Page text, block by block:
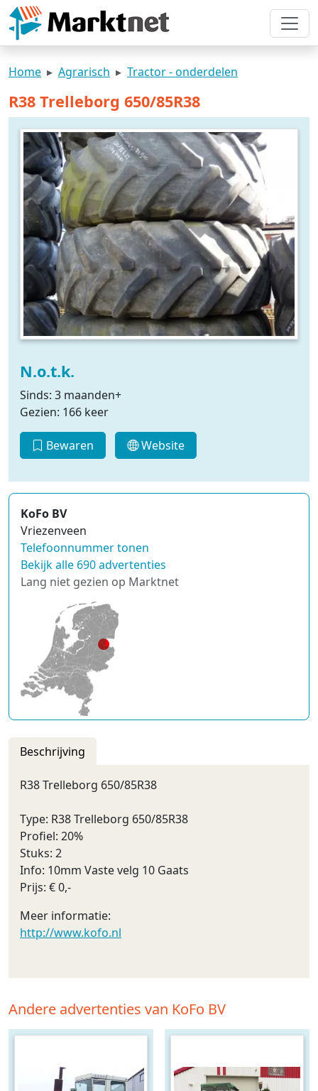
Home Agrarisch Tractor - onderdelen
R38 Trelleborg 650/85R38
N.o.t.k.
Sinds: 3 maanden+
Gezien: 166 keer
Bewaren Website
KoFo BV
Vriezenveen
Telefoonnummer tonen
Bekijk alle 690 advertenties
Lang niet gezien op Marktnet
Beschrijving
R38 Trelleborg 650/85R38
Type: R38 Trelleborg 650/85R38
Profiel: 20%
Stuks: 2
Info: 10mm Vaste velg 10 Gaats
Prijs: € 0,-
Meer informatie:
http://www.kofo.nl
Andere advertenties van KoFo BV